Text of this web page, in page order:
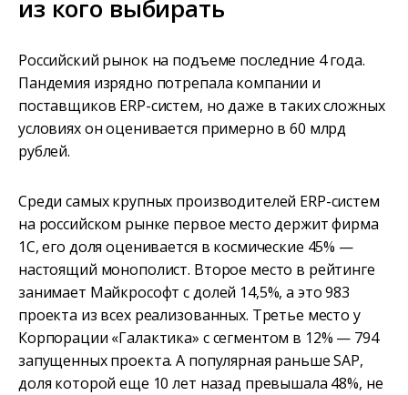
из кого выбирать
Российский рынок на подъеме последние 4 года.
Пандемия изрядно потрепала компании и
поставщиков ERP-систем, но даже в таких сложных
условиях он оценивается примерно в 60 млрд
рублей.
Среди самых крупных производителей ERP-систем
на российском рынке первое место держит фирма
1С, его доля оценивается в космические 45% —
настоящий монополист. Второе место в рейтинге
занимает Майкрософт с долей 14,5%, а это 983
проекта из всех реализованных. Третье место у
Корпорации «Галактика» с сегментом в 12% — 794
запущенных проекта. А популярная раньше SAP,
доля которой еще 10 лет назад превышала 48%, не